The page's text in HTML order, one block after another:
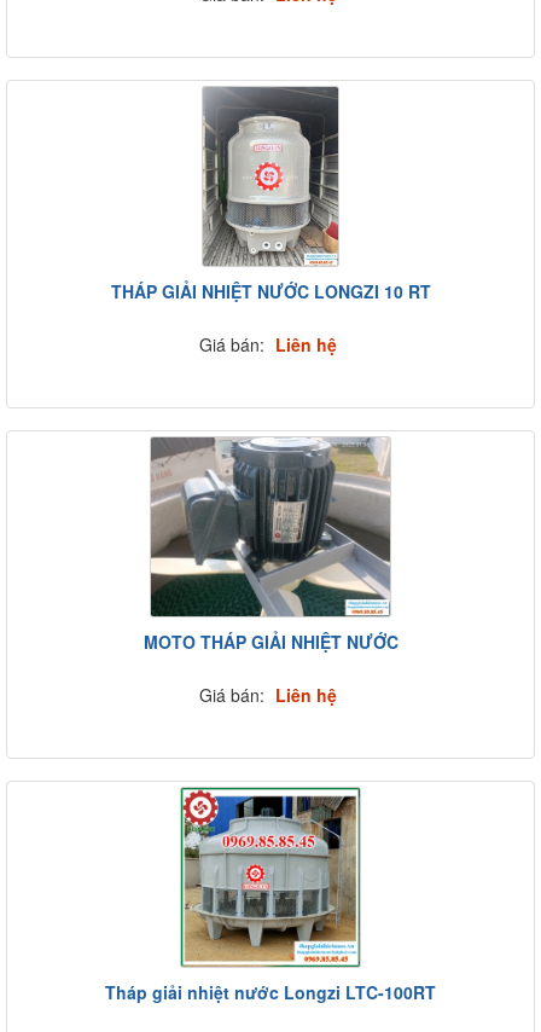
THÁP GIẢI NHIỆT NƯỚC LONGZI 10 RT
Giá bán: Liên hệ
MOTO THÁP GIẢI NHIỆT NƯỚC
Giá bán: Liên hệ
Tháp giải nhiệt nước Longzi LTC-100RT